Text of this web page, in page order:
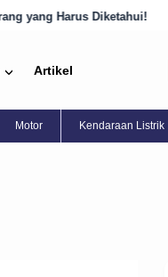
9 Bengkel Panggilan
Artikel
Motor Kendaraan Listrik